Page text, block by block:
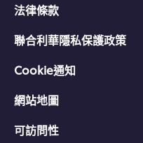
法律條款
聯合利華隱私保護政策
Cookie通知
網站地圖
可訪問性